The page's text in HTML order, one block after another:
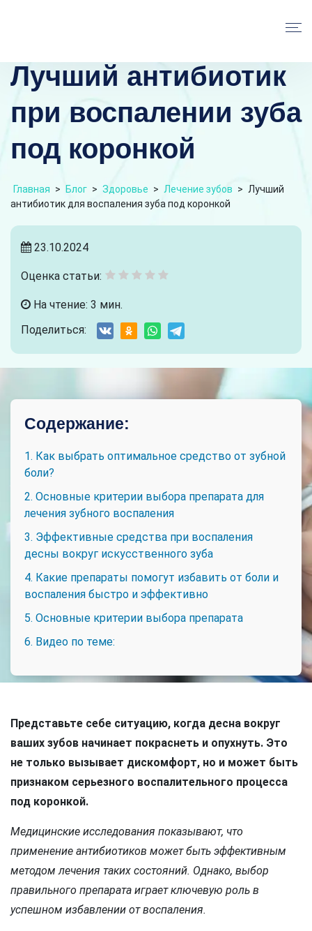
Лучший антибиотик
при воспалении зуба
под коронкой
Главная > Блог > Здоровье > Лечение зубов > Лучший
антибиотик для воспаления зуба под коронкой
23.10.2024
Оценка статьи:
На чтение: 3 мин.
Поделиться:
Содержание:
1. Как выбрать оптимальное средство от зубной
боли?
2. Основные критерии выбора препарата для
лечения зубного воспаления
3. Эффективные средства при воспаления
десны вокруг искусственного зуба
4. Какие препараты помогут избавить от боли и
воспаления быстро и эффективно
5. Основные критерии выбора препарата
6. Видео по теме:
Представьте себе ситуацию, когда десна вокруг
ваших зубов начинает покраснеть и опухнуть. Это
не только вызывает дискомфорт, но и может быть
признаком серьезного воспалительного процесса
под коронкой.
Медицинские исследования показывают, что
применение антибиотиков может быть эффективным
методом лечения таких состояний. Однако, выбор
правильного препарата играет ключевую роль в
успешном избавлении от воспаления.